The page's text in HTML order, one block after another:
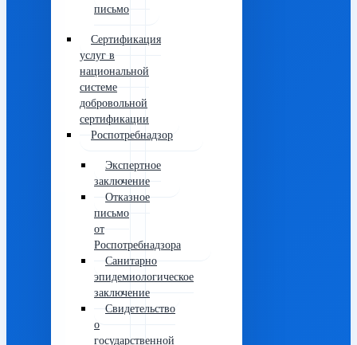
письмо
Сертификация
услуг в
национальной
системе
добровольной
сертификации
Роспотребнадзор
Экспертное
заключение
Отказное
письмо
от
Роспотребнадзора
Санитарно
эпидемиологическое
заключение
Свидетельство
о
государственной